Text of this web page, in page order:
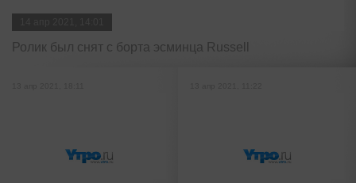
Ролик был снят с борта эсминца Russell